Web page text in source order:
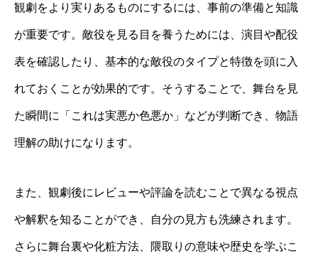
観劇をより実りあるものにするには、事前の準備と知識
が重要です。敵役を見る目を養うためには、演目や配役
表を確認したり、基本的な敵役のタイプと特徴を頭に入
れておくことが効果的です。そうすることで、舞台を見
た瞬間に「これは実悪か色悪か」などが判断でき、物語
理解の助けになります。
また、観劇後にレビューや評論を読むことで異なる視点
や解釈を知ることができ、自分の見方も洗練されます。
さらに舞台裏や化粧方法、隈取りの意味や歴史を学ぶこ